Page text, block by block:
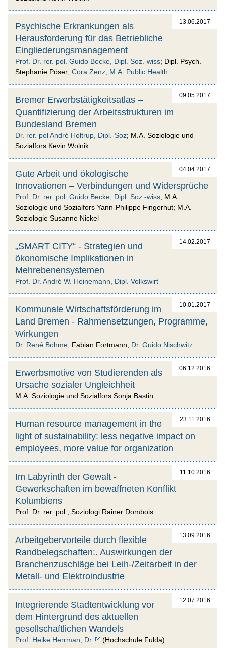
13.06.2017
Psychische Erkrankungen als
Herausforderung für das Betriebliche
Eingliederungsmanagement
Prof. Dr. rer. pol. Guido Becke, Dipl. Soz.-wiss; Dipl. Psych.
Stephanie Pöser; Cora Zenz, M.A. Public Health
09.05.2017
Bremer Erwerbstätigkeitsatlas –
Quantifizierung der Arbeitsstrukturen im
Bundesland Bremen
Dr. rer. pol André Holtrup, Dipl.-Soz; M.A. Soziologie und
Sozialfors Kevin Wolnik
04.04.2017
Gute Arbeit und ökologische
Innovationen – Verbindungen und Widersprüche
Prof. Dr. rer. pol. Guido Becke, Dipl. Soz.-wiss; M.A.
Soziologie und Sozialfors Yann-Philippe Fingerhut; M.A.
Soziologie Susanne Nickel
14.02.2017
„SMART CITY“ - Strategien und
ökonomische Implikationen in
Mehrebenensystemen
Prof. Dr. André W. Heinemann, Dipl. Volkswirt
10.01.2017
Kommunale Wirtschaftsförderung im
Land Bremen - Rahmensetzungen, Programme,
Wirkungen
Dr. René Böhme; Fabian Fortmann; Dr. Guido Nischwitz
06.12.2016
Erwerbsmotive von Studierenden als
Ursache sozialer Ungleichheit
M.A. Soziologie und Sozialfors Sonja Bastin
23.11.2016
Human resource management in the
light of sustainability: less negative impact on
employees, more value for organization
11.10.2016
Im Labyrinth der Gewalt -
Gewerkschaften im bewaffneten Konflikt
Kolumbiens
Prof. Dr. rer. pol., Soziologi Rainer Dombois
13.09.2016
Arbeitgebervorteile durch flexible
Randbelegschaften:. Auswirkungen der
Branchenzuschläge bei Leih-/Zeitarbeit in der
Metall- und Elektroindustrie
12.07.2016
Integrierende Stadtentwicklung vor
dem Hintergrund des aktuellen
gesellschaftlichen Wandels
Prof. Heike Herrman, Dr. (Hochschule Fulda)